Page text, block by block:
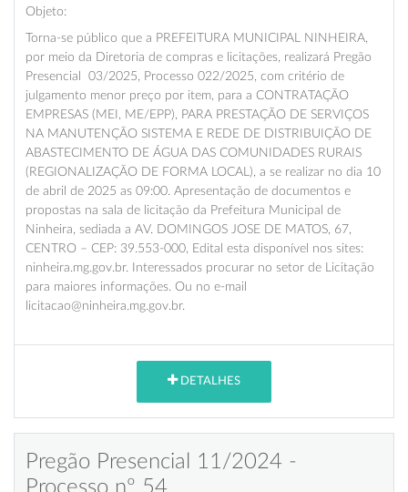
Objeto:
Torna-se público que a PREFEITURA MUNICIPAL NINHEIRA,
por meio da Diretoria de compras e licitações, realizará Pregão
Presencial 03/2025, Processo 022/2025, com critério de
julgamento menor preço por item, para a CONTRATAÇÃO
EMPRESAS (MEI, ME/EPP), PARA PRESTAÇÃO DE SERVIÇOS
NA MANUTENÇÃO SISTEMA E REDE DE DISTRIBUIÇÃO DE
ABASTECIMENTO DE ÁGUA DAS COMUNIDADES RURAIS
(REGIONALIZAÇÃO DE FORMA LOCAL), a se realizar no dia 10
de abril de 2025 as 09:00. Apresentação de documentos e
propostas na sala de licitação da Prefeitura Municipal de
Ninheira, sediada a AV. DOMINGOS JOSE DE MATOS, 67,
CENTRO – CEP: 39.553-000, Edital esta disponível nos sites:
ninheira.mg.gov.br. Interessados procurar no setor de Licitação
para maiores informações. Ou no e-mail
licitacao@ninheira.mg.gov.br.
DETALHES
Pregão Presencial 11/2024 -
Processo nº 54